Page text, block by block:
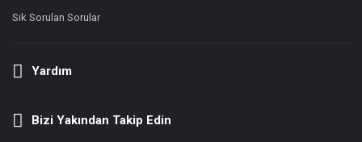
Sık Sorulan Sorular
Yardım
Bizi Yakından Takip Edin